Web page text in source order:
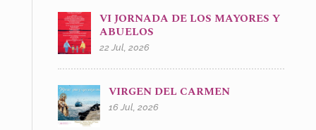
VI JORNADA DE LOS MAYORES Y
ABUELOS
22 Jul, 2026
VIRGEN DEL CARMEN
16 Jul, 2026